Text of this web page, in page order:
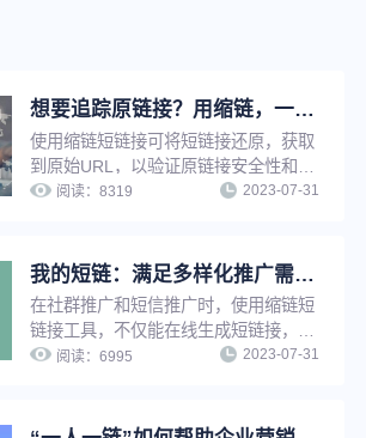
想要追踪原链接？用缩链，一键还原！
使用缩链短链接可将短链接还原，获取
到原始URL，以验证原链接安全性和可
信度，使用短链接还原功能，还可以快
阅读：8319 2023-07-31
我的短链：满足多样化推广需求，实现短链接在线管理，方便快捷
在社群推广和短信推广时，使用缩链短
链接工具，不仅能在线生成短链接，还
能给短链接设置有效期、设置访问密
实现推广短链在线管理，提升工作效
阅读：6995 2023-07-31